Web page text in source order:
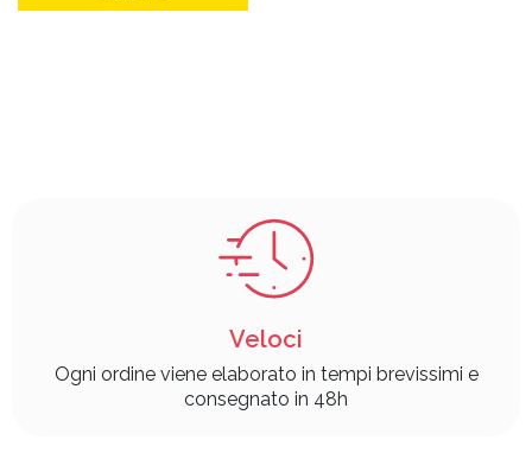
Veloci
Ogni ordine viene elaborato in tempi brevissimi e
consegnato in 48h